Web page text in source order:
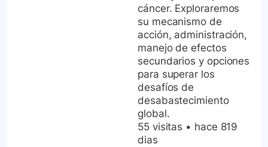
cáncer. Exploraremos
su mecanismo de
acción, administración,
manejo de efectos
secundarios y opciones
para superar los
desafíos de
desabastecimiento
global.
55 visitas • hace 819
dias